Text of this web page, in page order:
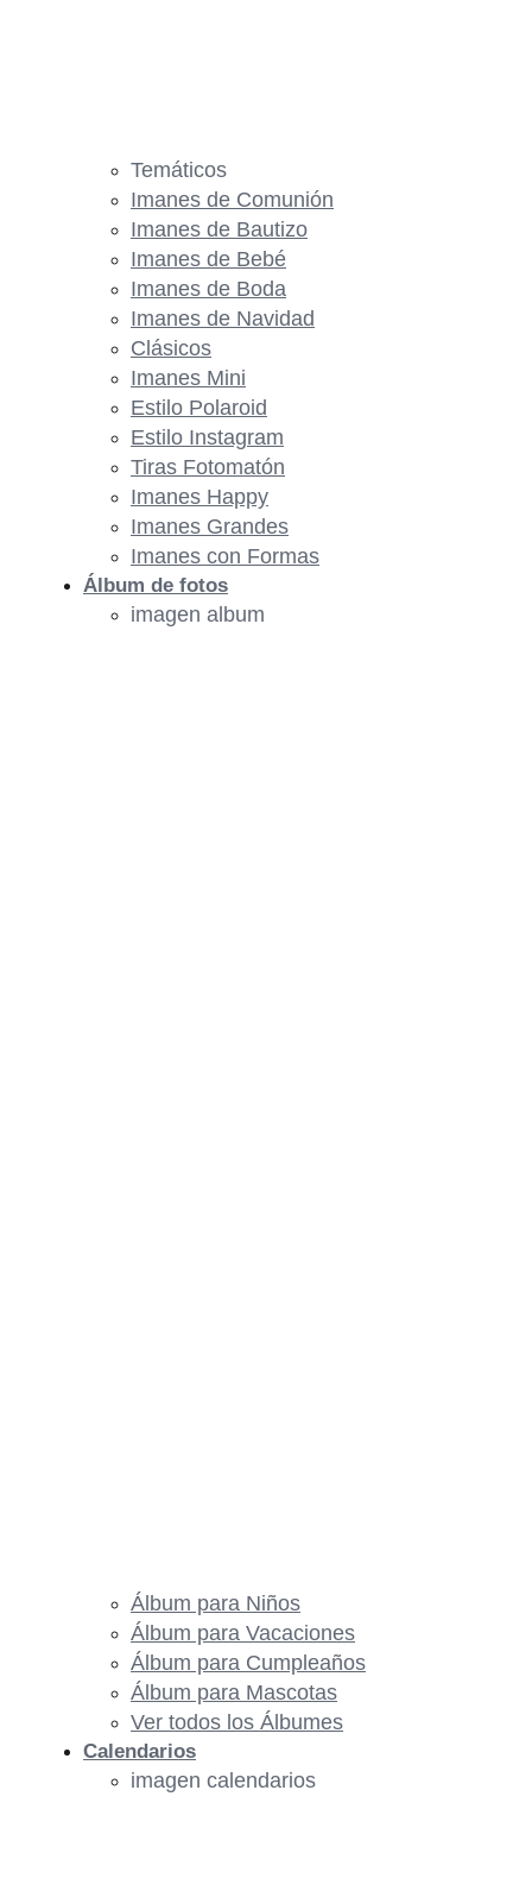
Temáticos
Imanes de Comunión
Imanes de Bautizo
Imanes de Bebé
Imanes de Boda
Imanes de Navidad
Clásicos
Imanes Mini
Estilo Polaroid
Estilo Instagram
Tiras Fotomatón
Imanes Happy
Imanes Grandes
Imanes con Formas
Álbum de fotos
imagen album
Álbum para Niños
Álbum para Vacaciones
Álbum para Cumpleaños
Álbum para Mascotas
Ver todos los Álbumes
Calendarios
imagen calendarios